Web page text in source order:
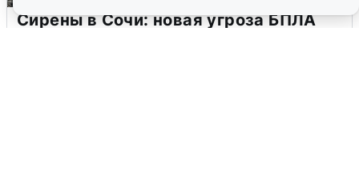
Сирены в Сочи: новая угроза БПЛА